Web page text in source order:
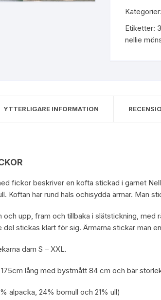
Kategorier:
Etiketter:
nellie
YTTERLIGARE INFORMATION
fickor beskriver en kofta stickad i garnet
Koftan har rund hals ochisydda ärmar. Man
upp, fram och tillbaka i slätstickning, med
del stickas klart för sig. Ärmarna stickar man
dam S – XXL.
lång med bystmått 84 cm och bär
alpacka, 24% bomull och 21% ull)